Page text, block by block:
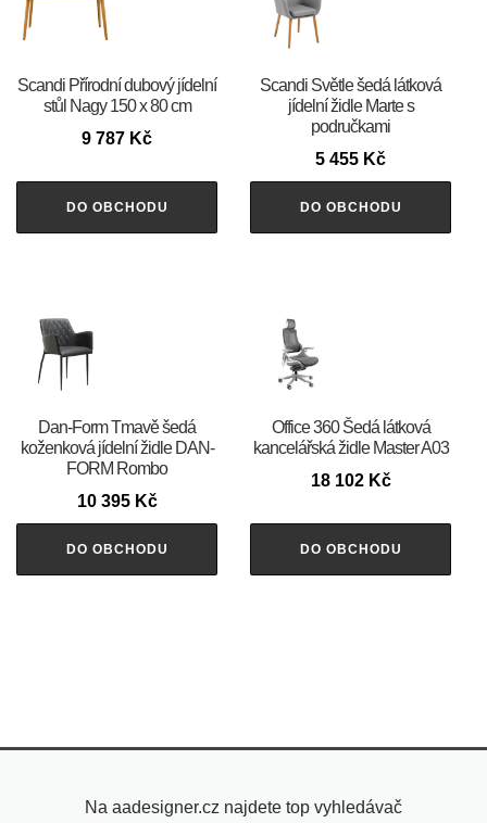
Scandi Přírodní dubový jídelní
stůl Nagy 150 x 80 cm
9 787 Kč
DO OBCHODU
Scandi Světle šedá látková
jídelní židle Marte s
područkami
5 455 Kč
DO OBCHODU
​​​​​Dan-Form Tmavě šedá
koženková jídelní židle DAN-
FORM Rombo
10 395 Kč
DO OBCHODU
Office 360 Šedá látková
kancelářská židle Master A03
18 102 Kč
DO OBCHODU
Na aadesigner.cz najdete top vyhledávač